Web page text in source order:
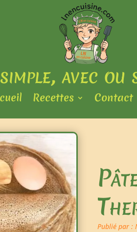
avec ou
Recettes Contact
Publié par :